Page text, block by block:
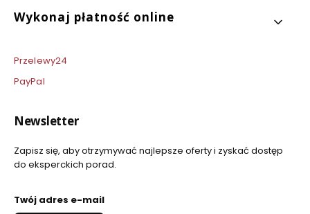
Wykonaj płatność online
Przelewy24
PayPal
Newsletter
Zapisz się, aby otrzymywać najlepsze oferty i zyskać dostęp
do eksperckich porad.
Twój adres e-mail